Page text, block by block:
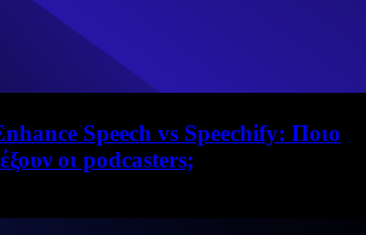
Speech vs Speechify: Ποιο
οι podcasters;